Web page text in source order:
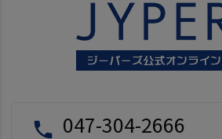
local_phone 047-304-2666